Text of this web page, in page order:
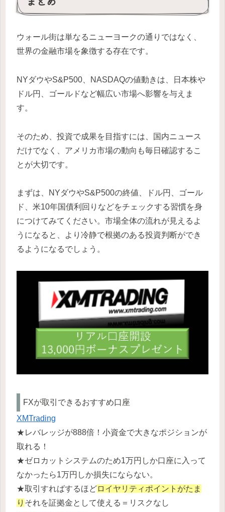
ウォール街は単なるニューヨークの通りではなく、
世界の金融市場を象徴する存在です。
NYダウやS&P500、NASDAQの値動きは、日本株や
ドル円、ゴールドなど幅広い市場へ影響を与えま
す。
そのため、投資で成果を目指すには、国内ニュース
だけでなく、アメリカ市場の動向も毎日確認するこ
とが大切です。
まずは、NYダウやS&P500の終値、ドル円、ゴール
ド、米10年国債利回りなどをチェックする習慣を身
につけてみてください。市場全体の流れが見えるよ
うになると、より冷静で根拠のある投資判断ができ
るようになるでしょう。
FXが取引できるおすすめ口座
XMTrading
★レバレッジが888倍！小資金で大きなポジションが
取れる！
★ゼロカットシステムのため1万円しか口座に入って
なかったら1万円しか損失にならない。
★取引すればするほどロイヤリティポイントがたま
り それを証拠金として使える＝リスクなし